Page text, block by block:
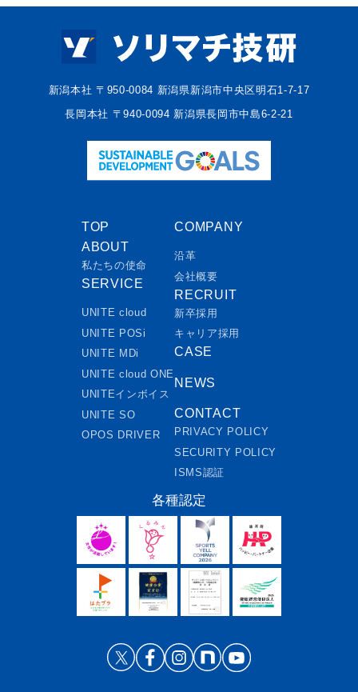
新潟本社 〒950-0084 新潟県新潟市中央区明石1-7-17
長岡本社 〒940-0094 新潟県長岡市中島6-2-21
TOP
ABOUT
私たちの使命
SERVICE
UNITE cloud
UNITE POSi
UNITE MDi
UNITE cloud ONE
UNITEインボイス
UNITE SO
OPOS DRIVER
COMPANY
沿革
会社概要
RECRUIT
新卒採用
キャリア採用
CASE
NEWS
CONTACT
PRIVACY POLICY
SECURITY POLICY
ISMS認証
各種認定